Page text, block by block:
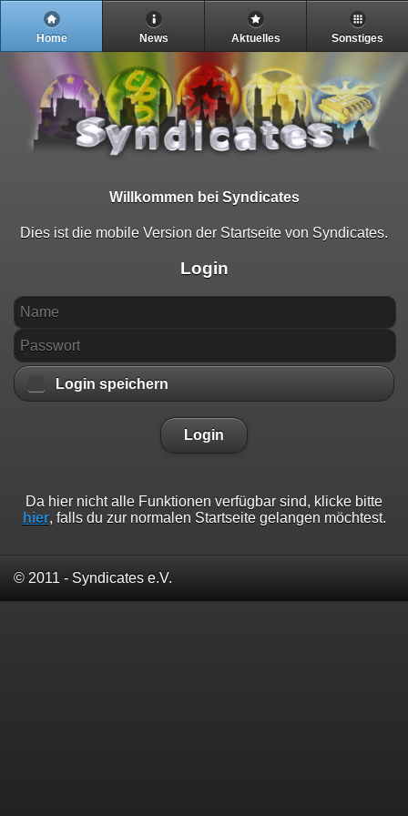
Home News Aktuelles Sonstiges
Willkommen bei Syndicates
Dies ist die mobile Version der Startseite von Syndicates.
Login
Login speichern
Login
Da hier nicht alle Funktionen verfügbar sind, klicke bitte
hier, falls du zur normalen Startseite gelangen möchtest.
© 2011 - Syndicates e.V.